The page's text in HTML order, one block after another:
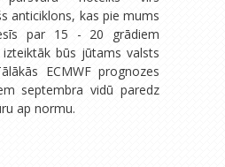
anticiklons, kas pie mums
par 15 - 20 grādiem
būs jūtams valsts
ECMWF prognozes
septembra vidū paredz
ap normu.